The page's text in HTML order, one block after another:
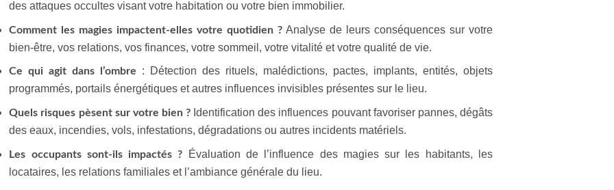
des attaques occultes visant votre habitation ou votre bien immobilier.
Comment les magies impactent-elles votre quotidien ? Analyse de leurs conséquences sur votre
bien-être, vos relations, vos finances, votre sommeil, votre vitalité et votre qualité de vie.
Ce qui agit dans l’ombre
: Détection des rituels, malédictions, pactes, implants, entités, objets
programmés, portails énergétiques et autres influences invisibles présentes sur le lieu.
Quels risques pèsent sur votre bien ? Identification des influences pouvant favoriser pannes, dégâts
des eaux, incendies, vols, infestations, dégradations ou autres incidents matériels.
Les occupants sont-ils impactés ? Évaluation de l’influence des magies sur les habitants, les
locataires, les relations familiales et l’ambiance générale du lieu.